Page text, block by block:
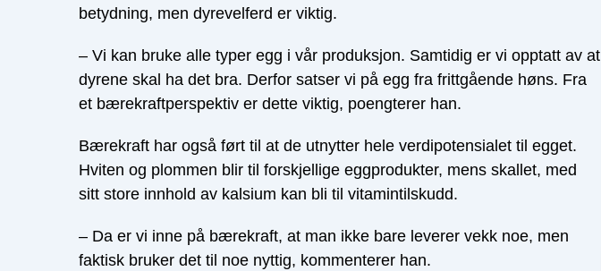
betydning, men dyrevelferd er viktig.
– Vi kan bruke alle typer egg i vår produksjon. Samtidig er vi opptatt av at
dyrene skal ha det bra. Derfor satser vi på egg fra frittgående høns. Fra
et bærekraftperspektiv er dette viktig, poengterer han.
Bærekraft har også ført til at de utnytter hele verdipotensialet til egget.
Hviten og plommen blir til forskjellige eggprodukter, mens skallet, med
sitt store innhold av kalsium kan bli til vitamintilskudd.
– Da er vi inne på bærekraft, at man ikke bare leverer vekk noe, men
faktisk bruker det til noe nyttig, kommenterer han.